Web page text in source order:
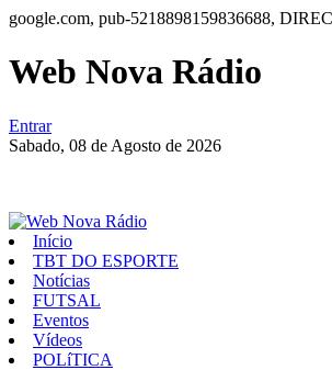
google.com, pub-5218898159836688,
Web Nova Rádio
Entrar
Sabado, 08 de Agosto de 2026
Início
TBT DO ESPORTE
Notícias
FUTSAL
Eventos
Vídeos
POLíTICA